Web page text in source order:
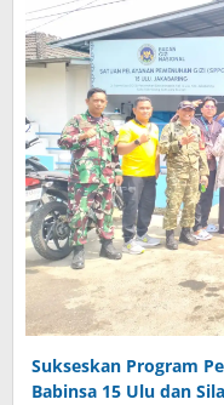
Sukseskan Program
Babinsa 15 Ulu dan